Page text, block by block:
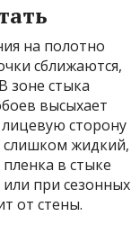
на полотно
сближаются,
зоне стыка
высыхает
сторону
слишком жидкий,
в стыке
при сезонных
от стены.